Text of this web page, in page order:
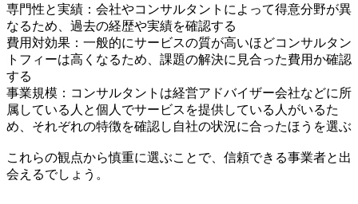
専門性と実績：会社やコンサルタントによって得意分野が異
なるため、過去の経歴や実績を確認する
費用対効果：一般的にサービスの質が高いほどコンサルタン
トフィーは高くなるため、課題の解決に見合った費用か確認
する
事業規模：コンサルタントは経営アドバイザー会社などに所
属している人と個人でサービスを提供している人がいるた
め、それぞれの特徴を確認し自社の状況に合ったほうを選ぶ
これらの観点から慎重に選ぶことで、信頼できる事業者と出
会えるでしょう。